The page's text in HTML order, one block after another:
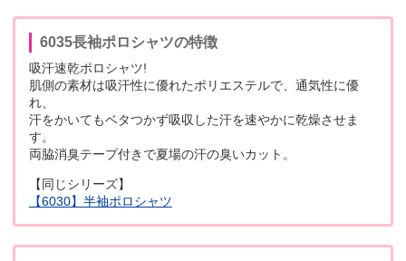
6035長袖ポロシャツの特徴
吸汗速乾ポロシャツ!
肌側の素材は吸汗性に優れたポリエステルで、通気性に優
れ、
汗をかいてもベタつかず吸収した汗を速やかに乾燥させま
す。
両脇消臭テープ付きで夏場の汗の臭いカット。
【同じシリーズ】
【6030】半袖ポロシャツ